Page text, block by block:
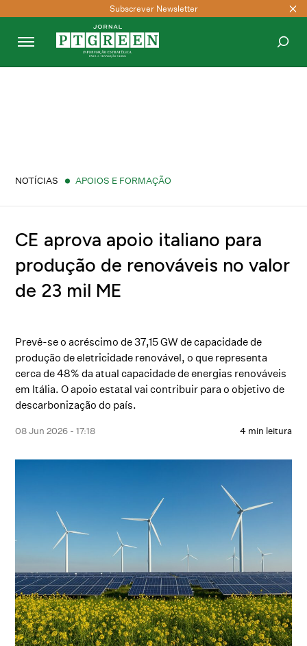
Subscrever Newsletter
NOTÍCIAS APOIOS E FORMAÇÃO
CE aprova apoio italiano para
produção de renováveis no valor
de 23 mil ME
Prevê-se o acréscimo de 37,15 GW de capacidade de
produção de eletricidade renovável, o que representa
cerca de 48% da atual capacidade de energias renováveis
em Itália. O apoio estatal vai contribuir para o objetivo de
descarbonização do país.
08 Jun 2026 - 17:18 4 min leitura